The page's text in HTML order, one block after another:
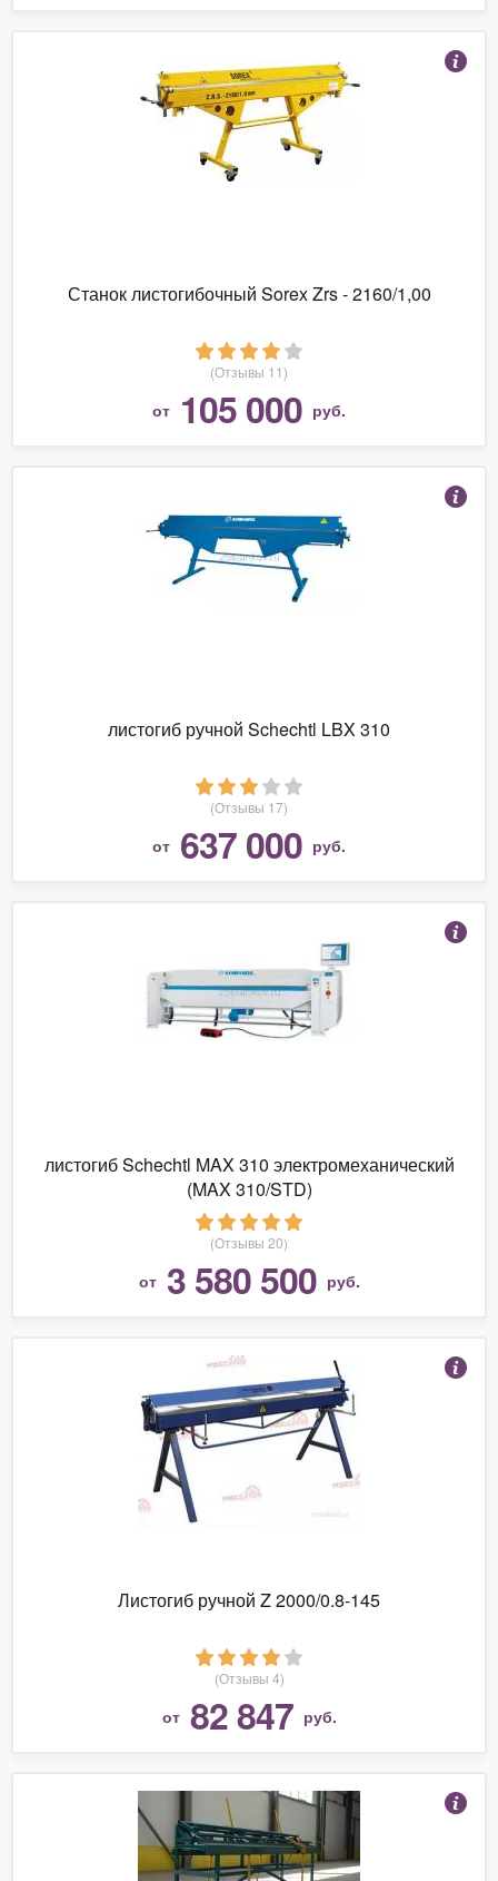
Станок листогибочный Sorex Zrs - 2160/1,00
(Отзывы 11)
от 105 000 руб.
листогиб ручной Schechtl LBX 310
(Отзывы 17)
от 637 000 руб.
листогиб Schechtl MAX 310 электромеханический
(MAX 310/STD)
(Отзывы 20)
от 3 580 500 руб.
Листогиб ручной Z 2000/0.8-145
(Отзывы 4)
от 82 847 руб.